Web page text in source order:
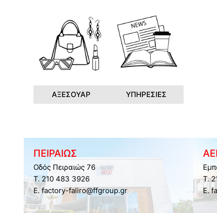
ΑΞΕΣΟΥΑΡ ΥΠΗΡΕΣΙΕΣ
ΠΕΙΡΑΙΩΣ
Οδός Πειραιώς 76
Τ. 210 483 3926
E. factory-faliro@ffgroup.gr
Τ.
E.